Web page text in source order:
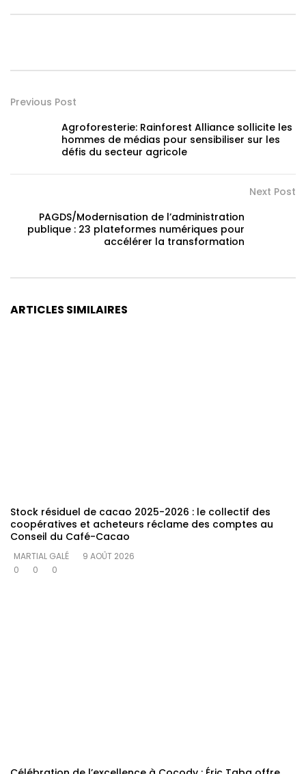
Previous Post
Agroforesterie: Rainforest Alliance sollicite les
hommes de médias pour sensibiliser sur les
défis du secteur agricole
Next Post
PAGDS/Modernisation de l’administration
publique : 23 plateformes numériques pour
accélérer la transformation
ARTICLES SIMILAIRES
Stock résiduel de cacao 2025-2026 : le collectif des
coopératives et acheteurs réclame des comptes au
Conseil du Café-Cacao
MARTIAL GALÉ
9 AOÛT 2026
0
0 0